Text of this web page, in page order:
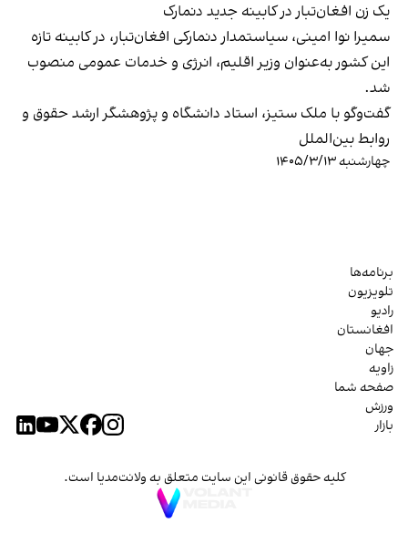
یک زن افغان‌تبار در کابینه جدید دنمارک
سمیرا نوا امینی، سیاستمدار دنمارکی افغان‌تبار، در کابینه تازه
این کشور به‌عنوان وزیر اقلیم، انرژی و خدمات عمومی منصوب
شد.
گفت‌وگو با ملک ستیز، استاد دانشگاه و پژوهشگر ارشد حقوق و
روابط بین‌الملل
چهارشنبه ۱۴۰۵/۳/۱۳
برنامه‌ها
تلویزیون
رادیو
افغانستان
جهان
زاویه
صفحه شما
ورزش
بازار
کلیه حقوق قانونی این سایت متعلق به ولانت‌مدیا است.